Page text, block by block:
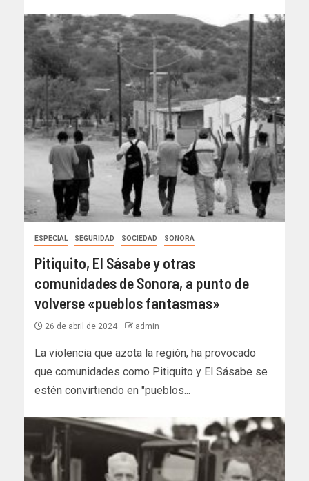
ESPECIAL SEGURIDAD SOCIEDAD SONORA
Pitiquito, El Sásabe y otras
comunidades de Sonora, a punto de
volverse «pueblos fantasmas»
26 de abril de 2024 admin
La violencia que azota la región, ha provocado
que comunidades como Pitiquito y El Sásabe se
estén convirtiendo en "pueblos...